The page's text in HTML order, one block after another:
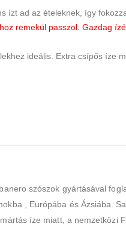
ízt ad az ételeknek, így
remekül passzol. Gazdag
ideális. Extra csípős íze
szószok gyártásával
, Európába és Ázsiába.
íze miatt, a nemzetközi